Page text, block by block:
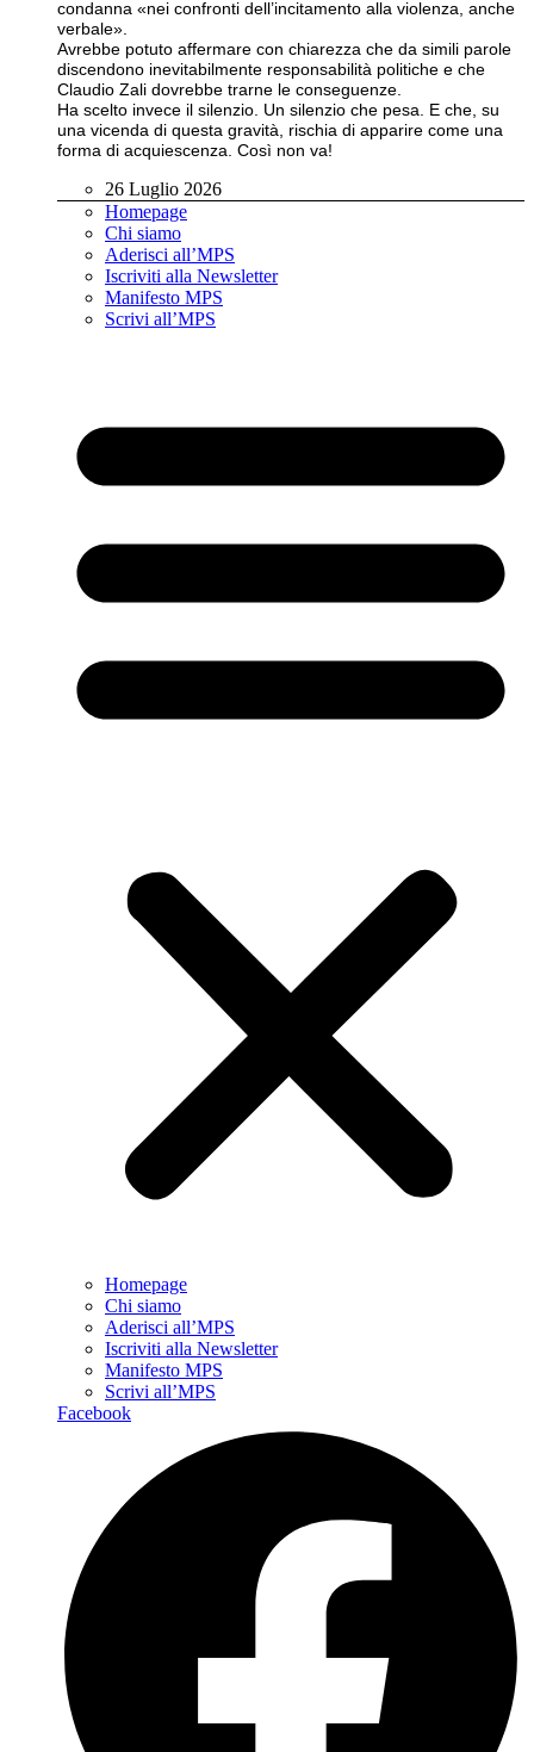
condanna «nei confronti dell’incitamento alla violenza, anche
verbale».
Avrebbe potuto affermare con chiarezza che da simili parole
discendono inevitabilmente responsabilità politiche e che
Claudio Zali dovrebbe trarne le conseguenze.
Ha scelto invece il silenzio. Un silenzio che pesa. E che, su
una vicenda di questa gravità, rischia di apparire come una
forma di acquiescenza. Così non va!
26 Luglio 2026
Homepage
Chi siamo
Aderisci all’MPS
Iscriviti alla Newsletter
Manifesto MPS
Scrivi all’MPS
Homepage
Chi siamo
Aderisci all’MPS
Iscriviti alla Newsletter
Manifesto MPS
Scrivi all’MPS
Facebook